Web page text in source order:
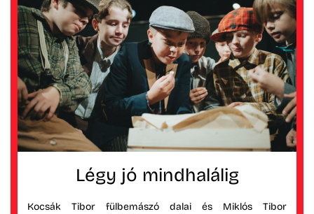
Légy jó mindhalálig
Kocsák Tibor fülbemászó dalai és Miklós Tibor